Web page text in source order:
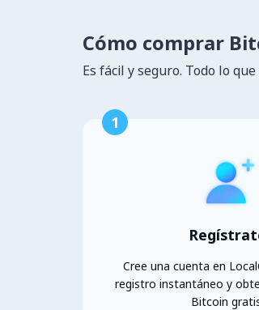
Cómo comprar
Es fácil y seguro. Todo lo
1
Cree una cuenta en
registro instantáneo y
Bitcoin